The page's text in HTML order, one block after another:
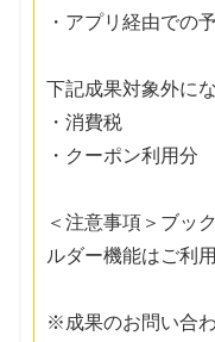
・アプリ経由での
下記成果対象外に
・消費税
・クーポン利用分
＜注意事項＞ブッ
ルダー機能はご利
※成果のお問い合